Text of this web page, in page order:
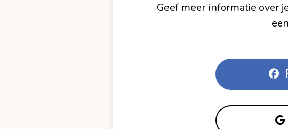
Geef meer informatie over